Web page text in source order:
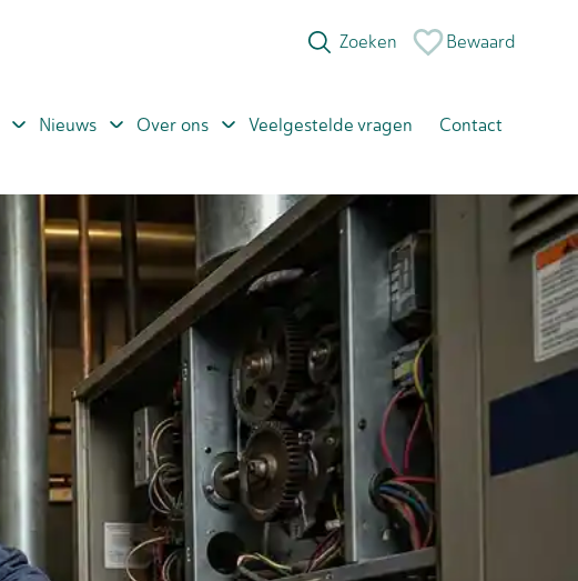
Bewaard
Nieuws Over ons Veelgestelde vragen Contact